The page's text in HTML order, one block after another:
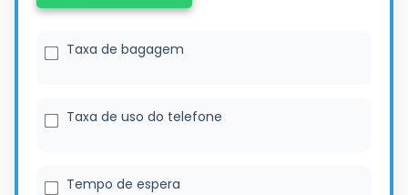
Taxa de bagagem
Taxa de uso do telefone
Tempo de espera